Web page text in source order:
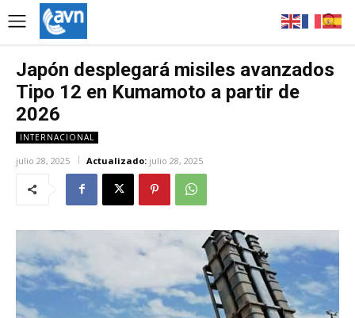
Japón desplegará misiles avanzados
Tipo 12 en Kumamoto a partir de
2026
INTERNACIONAL
julio 28, 2025 Actualizado: julio 28, 2025